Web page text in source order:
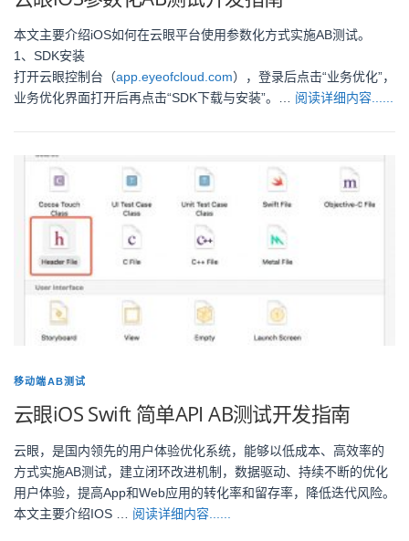
本文主要介绍iOS如何在云眼平台使用参数化方式实施AB测试。
1、SDK安装
打开云眼控制台（app.eyeofcloud.com），登录后点击“业务优化”，
业务优化界面打开后再点击“SDK下载与安装”。… 阅读详细内容......
移动端AB测试
云眼iOS Swift 简单API AB测试开发指南
云眼，是国内领先的用户体验优化系统，能够以低成本、高效率的
方式实施AB测试，建立闭环改进机制，数据驱动、持续不断的优化
用户体验，提高App和Web应用的转化率和留存率，降低迭代风险。
本文主要介绍IOS … 阅读详细内容......